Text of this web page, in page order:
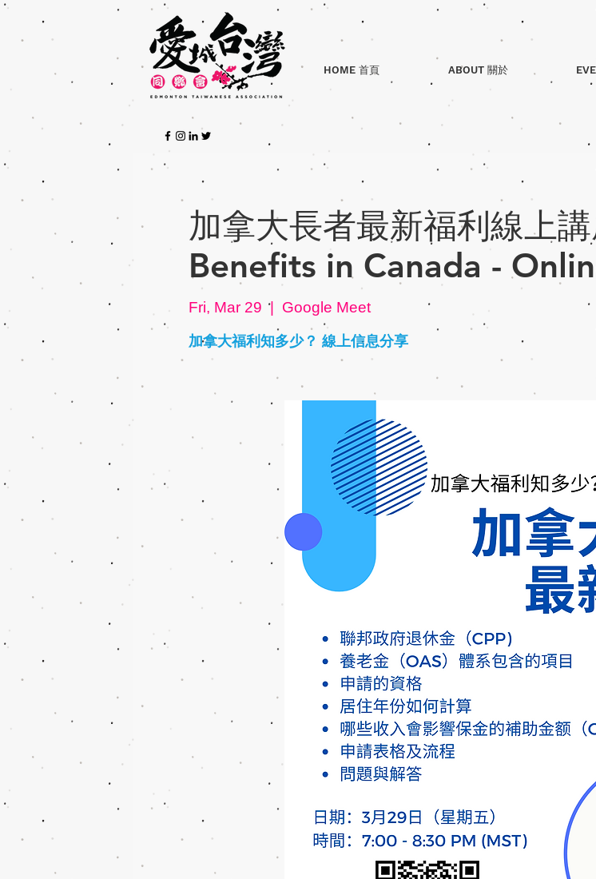
HOME 首頁 ABOUT 關於
加拿大長者最新福利線上
Benefits in Canada -
Fri, Mar 29
  |
Google Meet
加拿大福利知多少？ 線上信息分享